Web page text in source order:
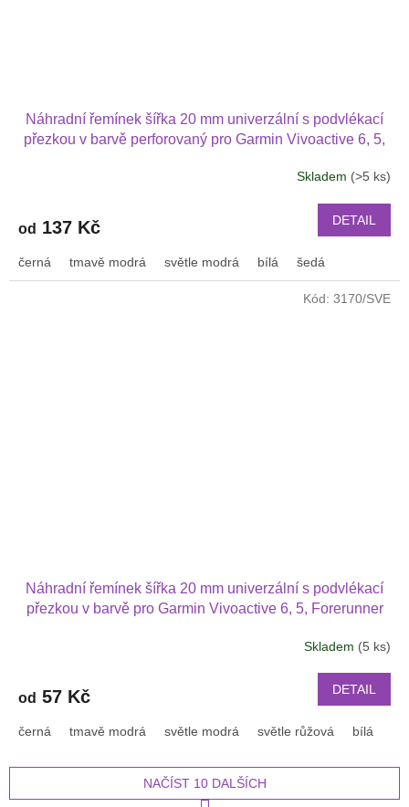
Náhradní řemínek šířka 20 mm univerzální s podvlékací
přezkou v barvě perforovaný pro Garmin Vivoactive 6, 5,
Skladem (>5 ks)
od 137 Kč DETAIL
černá tmavě modrá světle modrá bílá šedá
Náhradní řemínek šířka 20 mm univerzální s podvlékací
přezkou v barvě pro Garmin Vivoactive 6, 5, Forerunner
Skladem (5 ks)
od 57 Kč DETAIL
černá tmavě modrá světle modrá světle růžová bílá
Kód: 3170/SVE
NAČÍST 10 DALŠÍCH